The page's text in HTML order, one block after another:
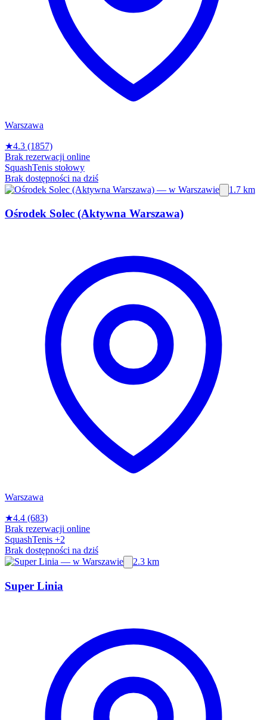
Warszawa
★4.3 (1857)
Brak rezerwacji online
SquashTenis stołowy
Brak dostępności na dziś
1.7 km
Ośrodek Solec (Aktywna Warszawa)
Warszawa
★4.4 (683)
Brak rezerwacji online
SquashTenis +2
Brak dostępności na dziś
2.3 km
Super Linia